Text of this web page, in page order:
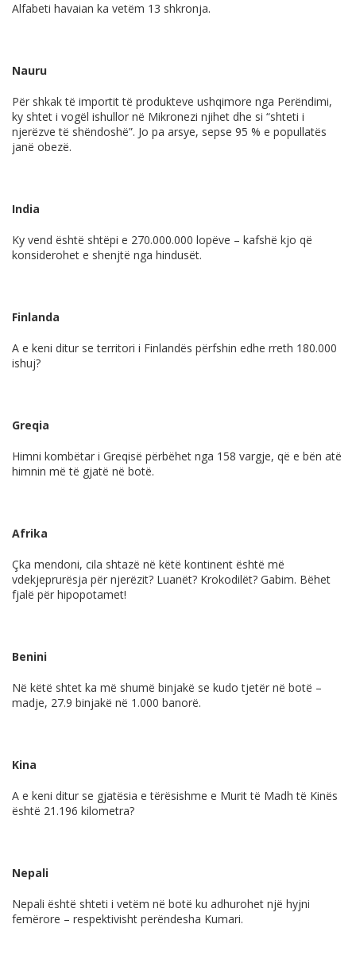
Alfabeti havaian ka vetëm 13 shkronja.
Nauru
Për shkak të importit të produkteve ushqimore nga Perëndimi,
ky shtet i vogël ishullor në Mikronezi njihet dhe si “shteti i
njerëzve të shëndoshë”. Jo pa arsye, sepse 95 % e popullatës
janë obezë.
India
Ky vend është shtëpi e 270.000.000 lopëve – kafshë kjo që
konsiderohet e shenjtë nga hindusët.
Finlanda
A e keni ditur se territori i Finlandës përfshin edhe rreth 180.000
ishuj?
Greqia
Himni kombëtar i Greqisë përbëhet nga 158 vargje, që e bën atë
himnin më të gjatë në botë.
Afrika
Çka mendoni, cila shtazë në këtë kontinent është më
vdekjeprurësja për njerëzit? Luanët? Krokodilët? Gabim. Bëhet
fjalë për hipopotamet!
Benini
Në këtë shtet ka më shumë binjakë se kudo tjetër në botë –
madje, 27.9 binjakë në 1.000 banorë.
Kina
A e keni ditur se gjatësia e tërësishme e Murit të Madh të Kinës
është 21.196 kilometra?
Nepali
Nepali është shteti i vetëm në botë ku adhurohet një hyjni
femërore – respektivisht perëndesha Kumari.